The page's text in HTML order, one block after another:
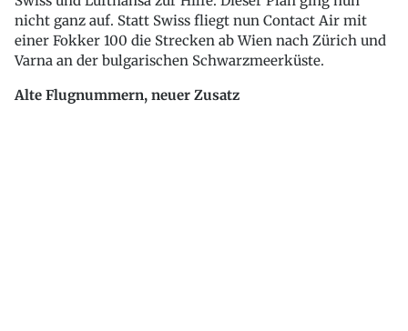
nicht ganz auf. Statt Swiss fliegt nun Contact Air mit
einer Fokker 100 die Strecken ab Wien nach Zürich und
Varna an der bulgarischen Schwarzmeerküste.
Alte Flugnummern, neuer Zusatz